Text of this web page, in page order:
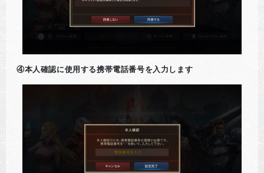
④本人確認に使用する携帯電話番号を入力します